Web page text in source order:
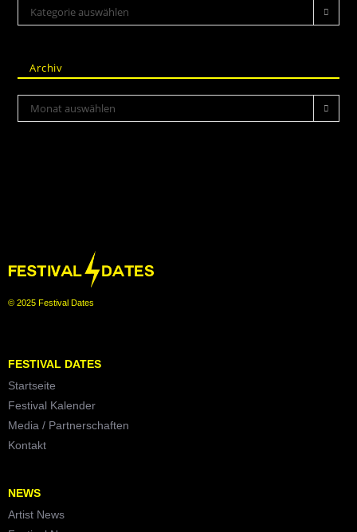
Kategorie auswählen
Archiv
Monat auswählen
© 2025 Festival Dates
FESTIVAL DATES
Startseite
Festival Kalender
Media / Partnerschaften
Kontakt
NEWS
Artist News